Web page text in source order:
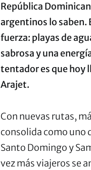
República
argentinos lo saben.
fuerza: playas de
sabrosa y una
tentador es que hoy
Arajet.
Con nuevas rutas,
consolida como uno
Santo Domingo y
vez más viajeros se